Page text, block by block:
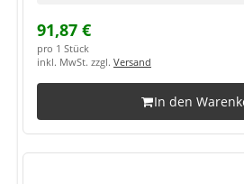
91,87 €
pro 1 Stück
inkl. MwSt. zzgl. Versand
In den